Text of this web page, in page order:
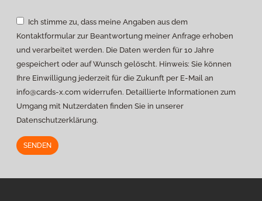
Ich stimme zu, dass meine Angaben aus dem
Kontaktformular zur Beantwortung meiner Anfrage erhoben
und verarbeitet werden. Die Daten werden für 10 Jahre
gespeichert oder auf Wunsch gelöscht. Hinweis: Sie können
Ihre Einwilligung jederzeit für die Zukunft per E-Mail an
info@cards-x.com widerrufen. Detaillierte Informationen zum
Umgang mit Nutzerdaten finden Sie in unserer
Datenschutzerklärung.